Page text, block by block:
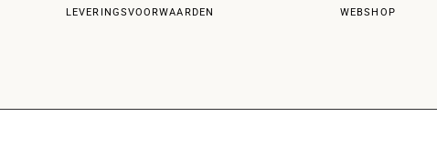
LEVERINGSVOORWAARDEN WEBSHOP